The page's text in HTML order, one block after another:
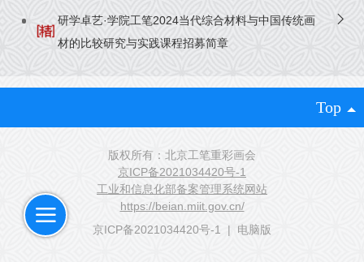
研学卓艺·学院工笔2024当代综合材料与中国传统画
材的比较研究与实践课程招募简章
Top
版权所有：北京工笔重彩画会
京ICP备2021034420号-1
工业和信息化部备案管理系统网站
https://beian.miit.gov.cn/
京ICP备2021034420号-1
| 电脑版